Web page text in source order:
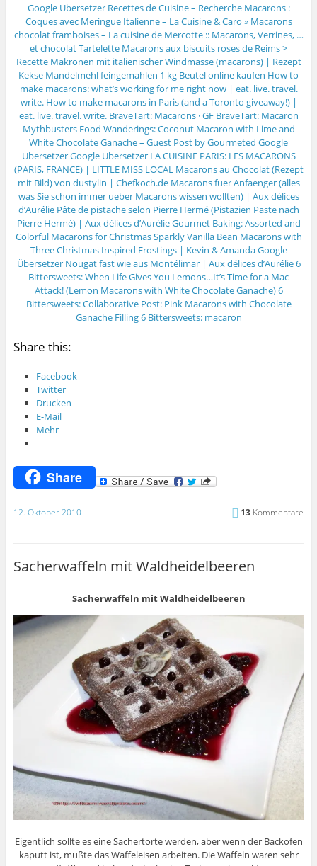
Google Übersetzer Recettes de Cuisine – Recherche Macarons :
Coques avec Meringue Italienne – La Cuisine & Caro » Macarons
chocolat framboises – La cuisine de Mercotte :: Macarons, Verrines, …
et chocolatTartelette Macarons aux biscuits roses de Reims >
Recette Makronen mit italienischer Windmasse (macarons) | Rezept
Kekse Mandelmehl feingemahlen 1 kg Beutel online kaufen How to
make macarons: what’s working for me right now | eat. live. travel.
write. How to make macarons in Paris (and a Toronto giveaway!) |
eat. live. travel. write. BraveTart: Macarons · GF BraveTart: Macaron
Mythbusters Food Wanderings: Coconut Macaron with Lime and
White Chocolate Ganache – Guest Post by Gourmeted Google
ÜbersetzerGoogle Übersetzer LA CUISINE PARIS: LES MACARONS
(PARIS, FRANCE) | LITTLE MISS LOCAL Macarons au Chocolat (Rezept
mit Bild) von dustylin | Chefkoch.de Macarons fuer Anfaenger (alles
was Sie schon immer ueber Macarons wissen wollten) | Aux délices
d’Aurélie Pâte de pistache selon Pierre Hermé (Pistazien Paste nach
Pierre Hermé) | Aux délices d’AurélieGourmet Baking: Assorted and
Colorful Macarons for ChristmasSparkly Vanilla Bean Macarons with
Three Christmas Inspired Frostings | Kevin & AmandaGoogle
Übersetzer Nougat fast wie aus Montélimar | Aux délices d’Aurélie6
Bittersweets: When Life Gives You Lemons…It’s Time for a Mac
Attack! (Lemon Macarons with White Chocolate Ganache)6
Bittersweets: Collaborative Post: Pink Macarons with Chocolate
Ganache Filling6 Bittersweets: macaron
Share this:
Facebook
Twitter
Drucken
E-Mail
Mehr
Share
12. Oktober 2010 13 Kommentare
Sacherwaffeln mit Waldheidelbeeren
Sacherwaffeln mit Waldheidelbeeren
Eigentlich sollte es eine Sachertorte werden, aber wenn der Backofen
kaputt ist, mußte das Waffeleisen arbeiten. Die Waffeln waren sehr